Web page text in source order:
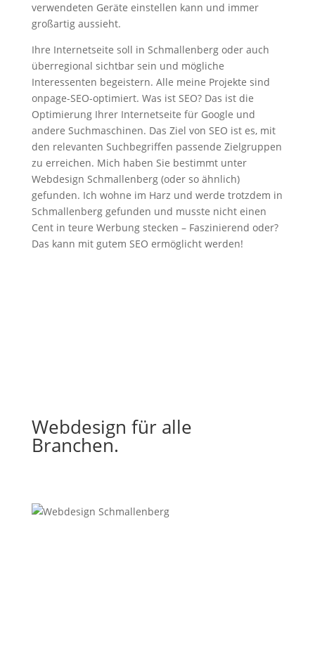
verwendeten Geräte einstellen kann und immer
großartig aussieht.
Ihre Internetseite soll in Schmallenberg oder auch
überregional sichtbar sein und mögliche
Interessenten begeistern. Alle meine Projekte sind
onpage-SEO-optimiert. Was ist SEO? Das ist die
Optimierung Ihrer Internetseite für Google und
andere Suchmaschinen. Das Ziel von SEO ist es, mit
den relevanten Suchbegriffen passende Zielgruppen
zu erreichen. Mich haben Sie bestimmt unter
Webdesign Schmallenberg (oder so ähnlich)
gefunden. Ich wohne im Harz und werde trotzdem in
Schmallenberg gefunden und musste nicht einen
Cent in teure Werbung stecken – Faszinierend oder?
Das kann mit gutem SEO ermöglicht werden!
Webdesign für alle
Branchen.